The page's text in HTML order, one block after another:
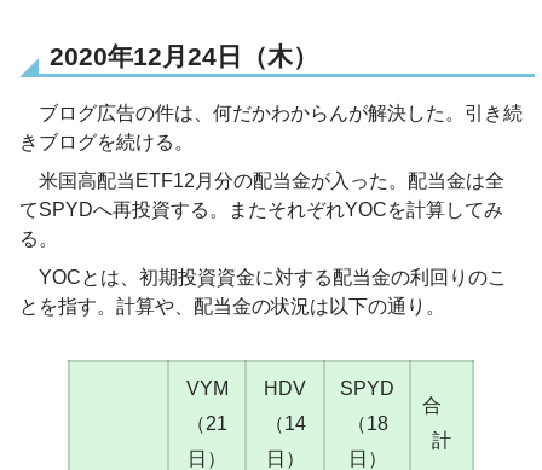
2020年12月24日（木）
ブログ広告の件は、何だかわからんが解決した。引き続
きブログを続ける。
米国高配当ETF12月分の配当金が入った。配当金は全
てSPYDへ再投資する。またそれぞれYOCを計算してみ
る。
YOCとは、初期投資資金に対する配当金の利回りのこ
とを指す。計算や、配当金の状況は以下の通り。
VYM
（21
日）
HDV
（14
日）
SPYD
（18
日）
合
計